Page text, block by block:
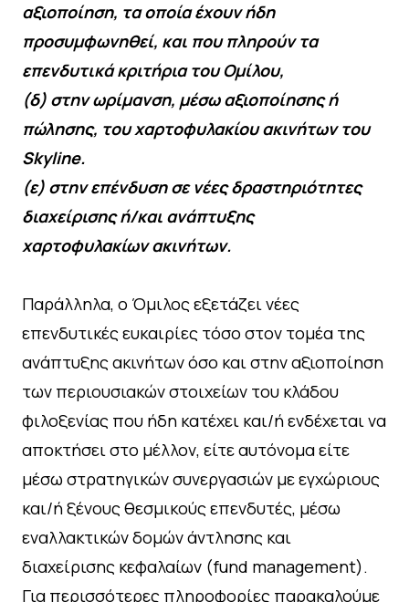
αξιοποίηση, τα οποία έχουν ήδη
προσυμφωνηθεί, και που πληρούν τα
επενδυτικά κριτήρια του Ομίλου,
(δ) στην ωρίμανση, μέσω αξιοποίησης ή
πώλησης, του χαρτοφυλακίου ακινήτων του
Skyline.
(ε) στην επένδυση σε νέες δραστηριότητες
διαχείρισης ή/και ανάπτυξης
χαρτοφυλακίων ακινήτων.
Παράλληλα, ο Όμιλος εξετάζει νέες
επενδυτικές ευκαιρίες τόσο στον τομέα της
ανάπτυξης ακινήτων όσο και στην αξιοποίηση
των περιουσιακών στοιχείων του κλάδου
φιλοξενίας που ήδη κατέχει και/ή ενδέχεται να
αποκτήσει στο μέλλον, είτε αυτόνομα είτε
μέσω στρατηγικών συνεργασιών με εγχώριους
και/ή ξένους θεσμικούς επενδυτές, μέσω
εναλλακτικών δομών άντλησης και
διαχείρισης κεφαλαίων (fund management).
Για περισσότερες πληροφορίες παρακαλούμε